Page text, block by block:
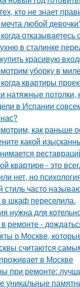
кто не знает
любой
в сталинке
красивую
уборку в
квартиры
натяжные потолки,
в Испании
как раньше
какой
квартире - это
нет, но
стиль часто
шкаф переселила.
нужна для
ремонте -
о Москве,
считаются
в Москве
при ремонте:
уникальные